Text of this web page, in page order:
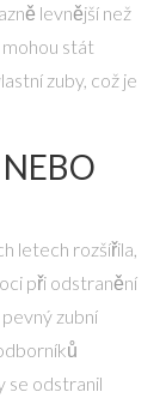
levnější než
stát
zuby, což je
letech rozšířila,
při odstranění
zubní
se odstranil